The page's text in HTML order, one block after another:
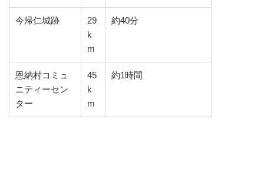
今帰仁城跡
29
k
m
約40分
恩納村コミュ
ニティーセン
ター
45
k
m
約1時間